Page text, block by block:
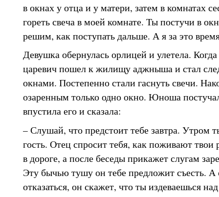
в окнах у отца и у матери, затем в комнатах
гореть свеча в моей комнате. Ты постучи в
решим, как поступать дальше. А я за это
Девушка обернулась орлицей и улетела.
царевич пошел к жилищу аджныша и стал
окнами. Постепенно стали гаснуть свечи.
озаренным только одно окно. Юноша
впустила его и сказала:
– Слушай, что предстоит тебе завтра. Утром
гость. Отец спросит тебя, как поживают твои
в дороге, а после беседы прикажет слугам
Эту бычью тушу он тебе предложит съесть. А
отказаться, он скажет, что ты издеваешься